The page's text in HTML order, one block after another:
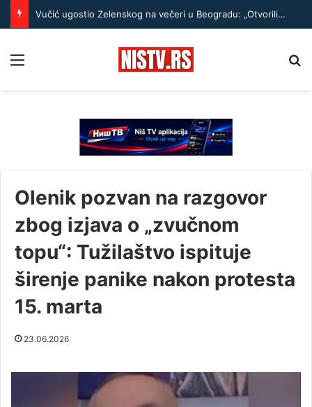
Vučić ugostio Zelenskog na večeri u Beogradu: „Otvorili smo razgovore o temama koje će biti u fokusu sastanaka“
Olenik pozvan na razgovor
zbog izjava o „zvučnom
topu“: Tužilaštvo ispituje
širenje panike nakon protesta
15. marta
23.06.2026